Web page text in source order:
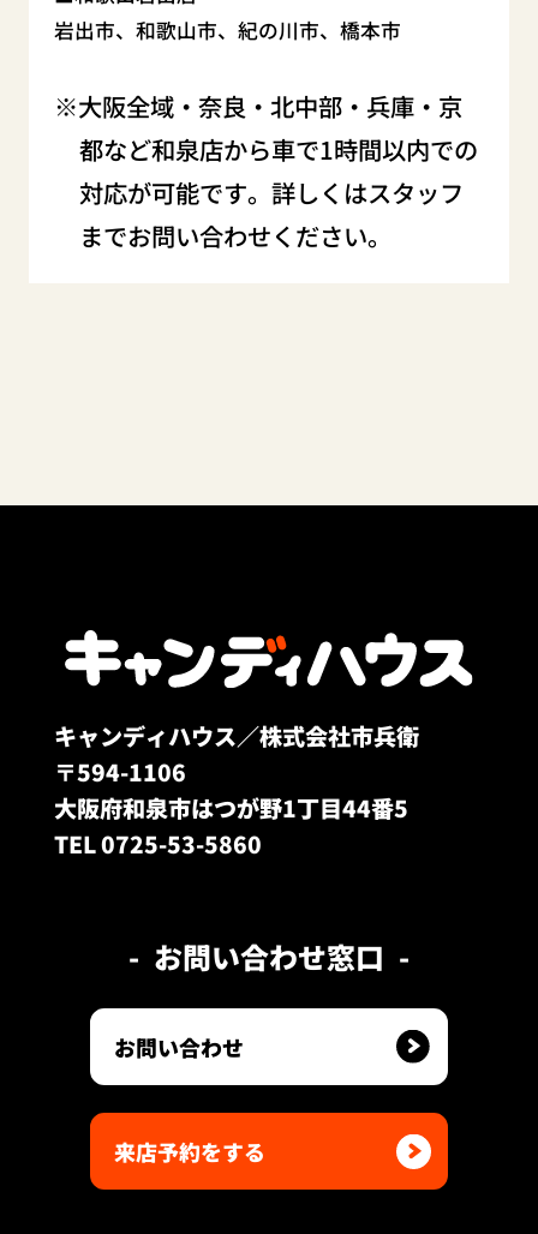
岩出市、和歌山市、紀の川市、橋本市
大阪全域・奈良・北中部・兵庫・京
都など和泉店から車で1時間以内での
対応が可能です。詳しくはスタッフ
までお問い合わせください。
キャンディハウス／株式会社市兵衛
〒594-1106
大阪府和泉市はつが野1丁目44番5
TEL 0725-53-5860
お問い合わせ窓口
お問い合わせ
来店予約をする